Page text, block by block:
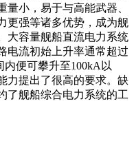
小，易于与高能武器、
更强等诸多优势，成为舰
大容量舰船直流电力系统
电流初始上升率通常超过
内便可攀升至100kA以
力提出了很高的要求。缺
了舰船综合电力系统的工